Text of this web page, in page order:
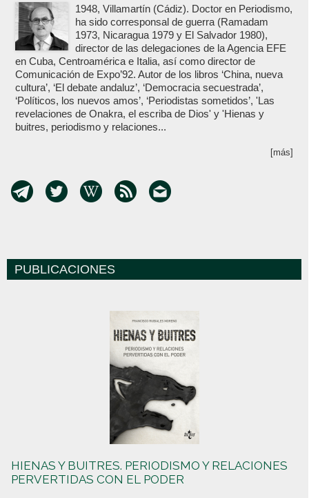
1948, Villamartín (Cádiz). Doctor en Periodismo,
ha sido corresponsal de guerra (Ramadam
1973, Nicaragua 1979 y El Salvador 1980),
director de las delegaciones de la Agencia EFE
en Cuba, Centroamérica e Italia, así como director de
Comunicación de Expo’92. Autor de los libros ‘China, nueva
cultura’, ‘El debate andaluz’, ‘Democracia secuestrada’,
‘Políticos, los nuevos amos’, ‘Periodistas sometidos’, 'Las
revelaciones de Onakra, el escriba de Dios' y 'Hienas y
buitres, periodismo y relaciones...
[más]
PUBLICACIONES
HIENAS Y BUITRES. PERIODISMO Y RELACIONES
PERVERTIDAS CON EL PODER